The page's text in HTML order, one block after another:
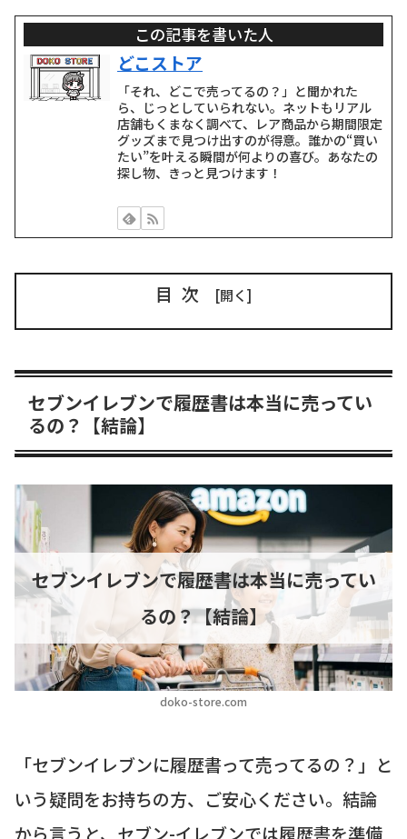
この記事を書いた人
どこストア
「それ、どこで売ってるの？」と聞かれた
ら、じっとしていられない。ネットもリアル
店舗もくまなく調べて、レア商品から期間限定
グッズまで見つけ出すのが得意。誰かの“買い
たい”を叶える瞬間が何よりの喜び。あなたの
探し物、きっと見つけます！
目次
セブンイレブンで履歴書は本当に売ってい
るの？【結論】
doko-store.com
セブンイレブンで履歴書は本当に売ってい
るの？【結論】
「セブンイレブンに履歴書って売ってるの？」と
いう疑問をお持ちの方、ご安心ください。結論
から言うと、セブン-イレブンでは履歴書を準備